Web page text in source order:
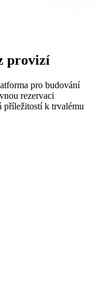
provizí
pro budování
rezervaci
příležitostí k trvalému